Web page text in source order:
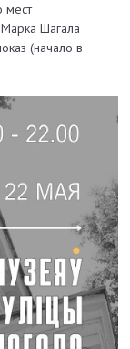
мест
Марка Шагала
(начало в